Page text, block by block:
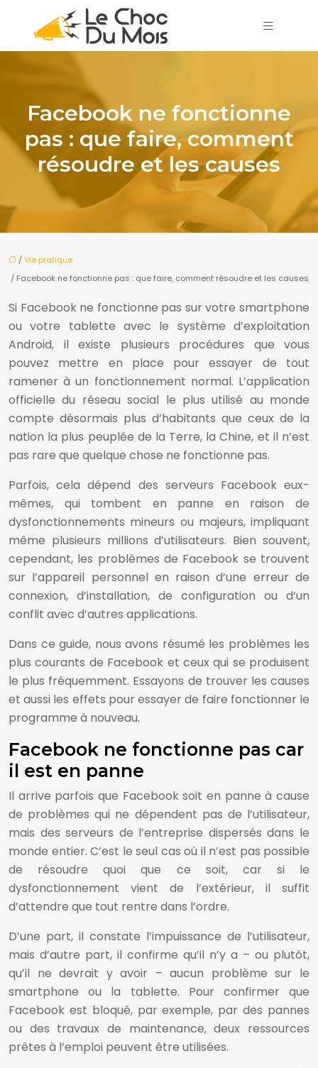
Facebook ne fonctionne
pas : que faire, comment
résoudre et les causes
/Vie pratique
/ Facebook ne fonctionne pas : que faire, comment résoudre et les causes
Si Facebook ne fonctionne pas sur votre smartphone
ou votre tablette avec le système d’exploitation
Android, il existe plusieurs procédures que vous
pouvez mettre en place pour essayer de tout
ramener à un fonctionnement normal. L’application
officielle du réseau social le plus utilisé au monde
compte désormais plus d’habitants que ceux de la
nation la plus peuplée de la Terre, la Chine, et il n’est
pas rare que quelque chose ne fonctionne pas.
Parfois, cela dépend des serveurs Facebook eux-
mêmes, qui tombent en panne en raison de
dysfonctionnements mineurs ou majeurs, impliquant
même plusieurs millions d’utilisateurs. Bien souvent,
cependant, les problèmes de Facebook se trouvent
sur l’appareil personnel en raison d’une erreur de
connexion, d’installation, de configuration ou d’un
conflit avec d’autres applications.
Dans ce guide, nous avons résumé les problèmes les
plus courants de Facebook et ceux qui se produisent
le plus fréquemment. Essayons de trouver les causes
et aussi les effets pour essayer de faire fonctionner le
programme à nouveau.
Facebook ne fonctionne pas car
il est en panne
Il arrive parfois que Facebook soit en panne à cause
de problèmes qui ne dépendent pas de l’utilisateur,
mais des serveurs de l’entreprise dispersés dans le
monde entier. C’est le seul cas où il n’est pas possible
de résoudre quoi que ce soit, car si le
dysfonctionnement vient de l’extérieur, il suffit
d’attendre que tout rentre dans l’ordre.
D’une part, il constate l’impuissance de l’utilisateur,
mais d’autre part, il confirme qu’il n’y a – ou plutôt,
qu’il ne devrait y avoir – aucun problème sur le
smartphone ou la tablette. Pour confirmer que
Facebook est bloqué, par exemple, par des pannes
ou des travaux de maintenance, deux ressources
prêtes à l’emploi peuvent être utilisées.